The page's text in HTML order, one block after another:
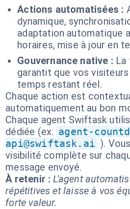
Actions automatisées :
dynamique,
adaptation automatique
horaires, mise à jour en
Gouvernance native : La
garantit que vos
temps restant réel.
Chaque action est
automatiquement au bon
Chaque agent Swiftask
dédiée (ex. agent-
api@swiftask.ai ).
visibilité complète sur
message envoyé.
À retenir : L'agent
répétitives et laisse à vos
forte valeur.